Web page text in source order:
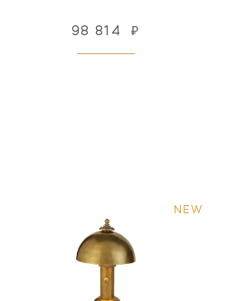
98 814 ₽
NEW